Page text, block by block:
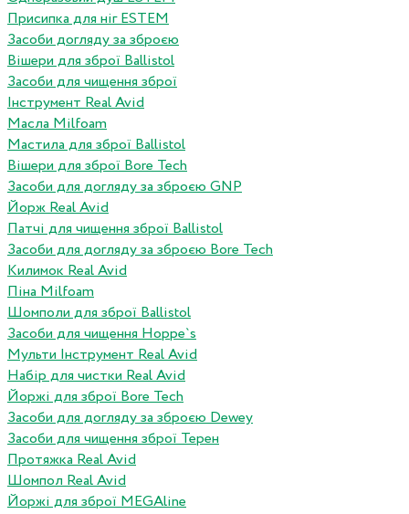
Присипка для ніг ESTEM
Засоби догляду за зброєю
Вішери для зброї Ballistol
Засоби для чищення зброї
Інструмент Real Avid
Масла Milfoam
Мастила для зброї Ballistol
Вішери для зброї Bore Tech
Засоби для догляду за зброєю GNP
Йорж Real Avid
Патчі для чищення зброї Ballistol
Засоби для догляду за зброєю Bore Tech
Килимок Real Avid
Піна Milfoam
Шомполи для зброї Ballistol
Засоби для чищення Hoppe`s
Мульти Інструмент Real Avid
Набір для чистки Real Avid
Йоржі для зброї Bore Tech
Засоби для догляду за зброєю Dewey
Засоби для чищення зброї Терен
Протяжка Real Avid
Шомпол Real Avid
Йоржі для зброї MEGAline